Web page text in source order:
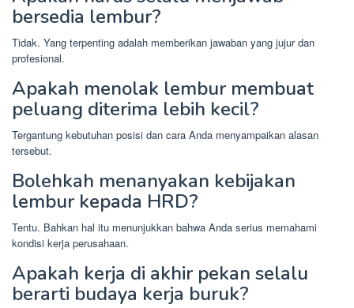
bersedia lembur?
Tidak. Yang terpenting adalah memberikan jawaban yang jujur dan
profesional.
Apakah menolak lembur membuat
peluang diterima lebih kecil?
Tergantung kebutuhan posisi dan cara Anda menyampaikan alasan
tersebut.
Bolehkah menanyakan kebijakan
lembur kepada HRD?
Tentu. Bahkan hal itu menunjukkan bahwa Anda serius memahami
kondisi kerja perusahaan.
Apakah kerja di akhir pekan selalu
berarti budaya kerja buruk?